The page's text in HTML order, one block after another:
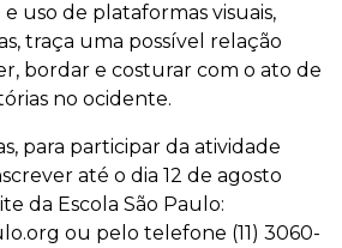
uso de plataformas visuais,
traça uma possível relação
bordar e costurar com o ato de
no ocidente.
para participar da atividade
até o dia 12 de agosto
da Escola São Paulo:
ou pelo telefone (11) 3060-